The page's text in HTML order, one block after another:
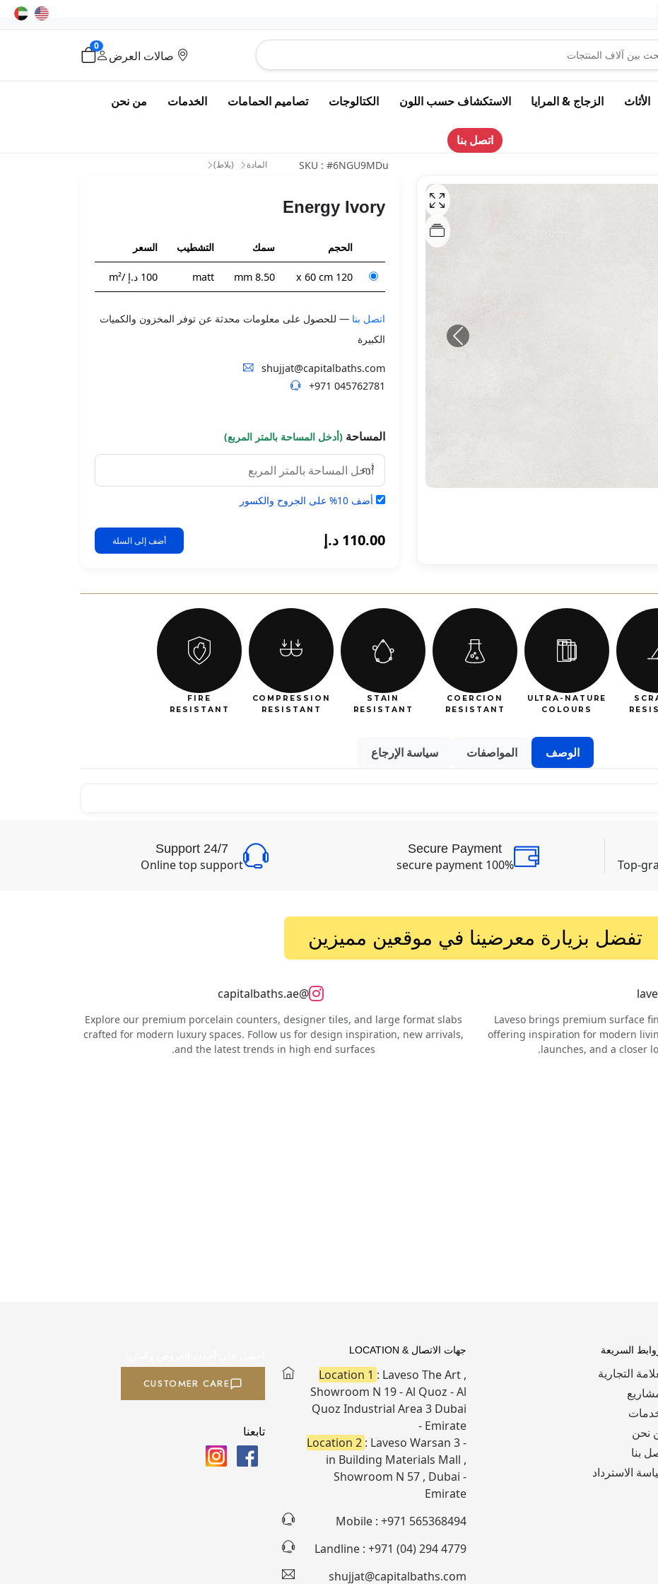
صالات العرض
0
الأثاث الزجاج & المرايا الاستكشاف حسب اللون الكتالوجات تصاميم الحمامات الخدمات من نحن
اتصل بنا
المادة (بلاط) SKU : #6NGU9MDu
Energy Ivory
الحجم سمك التشطيب السعر
120 x 60 cm
8.50 mm
matt 100 د.إ /m²
اتصل بنا — للحصول على معلومات محدثة عن توفر المخزون والكميات
الكبيرة
shujjat@capitalbaths.com
+971 045762781
المساحة (أدخل المساحة بالمتر المربع)
m²
أضف 10% على الجروح والكسور
110.00 د.إ أضف إلى السلة
ULTRA-NATURE
COLOURS
COERCION
RESISTANT
STAIN
RESISTANT
COMPRESSION
RESISTANT
FIRE
RESISTANT
الوصف المواصفات سياسة الإرجاع
Top-
Secure Payment
100% secure payment
24/7 Support
Online top support
تفضل بزيارة معرضينا في موقعين مميزين
Laveso brings premium surface
offering inspiration for modern
launches, and a closer
@capitalbaths.ae
Explore our premium porcelain counters, designer tiles, and large format slabs
crafted for modern luxury spaces. Follow us for design inspiration, new arrivals,
and the latest trends in high end surfaces.
السريعة
التجارية
نحن
بنا
الاسترداد
جهات الاتصال & LOCATION
Location 1 : Laveso The Art ,
Showroom N 19 - Al Quoz - Al
Quoz Industrial Area 3 Dubai
- Emirate
Location 2 : Laveso Warsan 3 -
in Building Materials Mall ,
Showroom N 57 , Dubai -
Emirate
Mobile : +971 565368494
Landline : +971 (04) 294 4779
shujjat@capitalbaths.com
CUSTOMER CARE
تابعنا